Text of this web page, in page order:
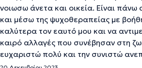
νοιωσω άνετα και οικεία. Είναι
και μέσω της ψυχοθεραπείας με
καλύτερα τον εαυτό μου και να
καιρό αλλαγές που συνέβησαν στη
ευχαριστώ πολύ και την συνιστώ